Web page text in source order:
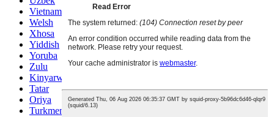
Vietnamese
Welsh
Xhosa
Yiddish
Yoruba
Zulu
Kinyarwanda
Tatar
Oriya
Turkmen